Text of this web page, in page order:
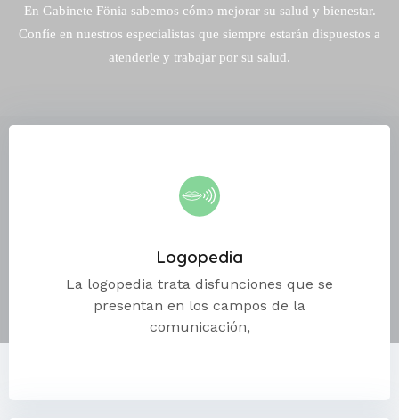
En Gabinete Fönia sabemos cómo mejorar su salud y bienestar.
Confíe en nuestros especialistas que siempre estarán dispuestos a
atenderle y trabajar por su salud.
Logopedia
La logopedia trata disfunciones que se
presentan en los campos de la
comunicación,